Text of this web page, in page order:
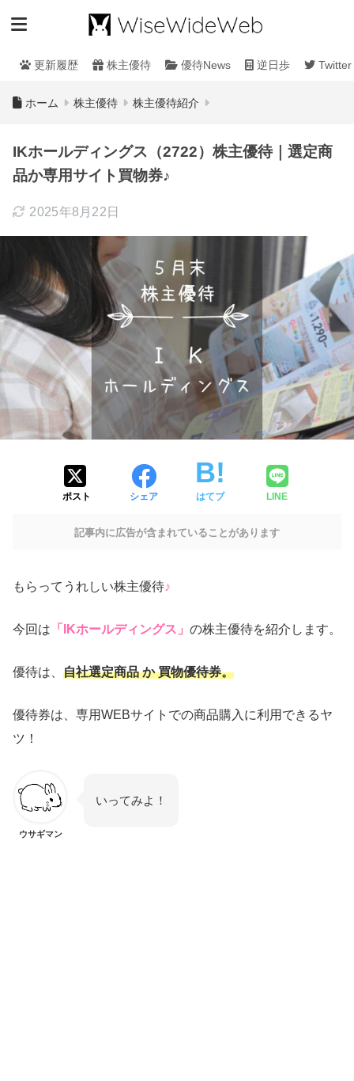
更新履歴 株主優待 優待News 逆日歩 Twitter
ホーム 株主優待 株主優待紹介
IKホールディングス（2722）株主優待｜選定商
品か専用サイト買物券♪
2025年8月22日
ポスト シェア はてブ LINE
記事内に広告が含まれていることがあります
もらってうれしい株主優待♪
今回は 「IKホールディングス」 の株主優待を紹介します。
優待は、 自社選定商品 か 買物優待券。
優待券は、専用WEBサイトでの商品購入に利用できるヤ
ツ！
ウサギマン
いってみよ！